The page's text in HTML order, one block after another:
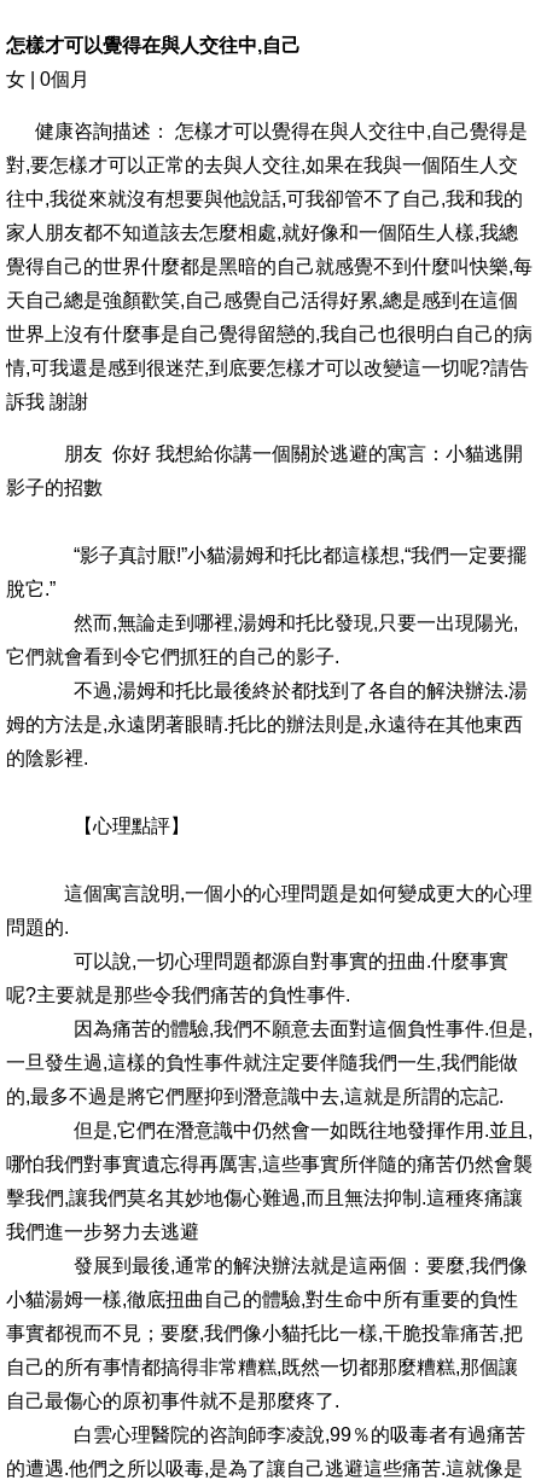
怎樣才可以覺得在與人交往中,自己
女 | 0個月
健康咨詢描述： 怎樣才可以覺得在與人交往中,自己覺得是
對,要怎樣才可以正常的去與人交往,如果在我與一個陌生人交
往中,我從來就沒有想要與他說話,可我卻管不了自己,我和我的
家人朋友都不知道該去怎麼相處,就好像和一個陌生人樣,我總
覺得自己的世界什麼都是黑暗的自己就感覺不到什麼叫快樂,每
天自己總是強顏歡笑,自己感覺自己活得好累,總是感到在這個
世界上沒有什麼事是自己覺得留戀的,我自己也很明白自己的病
情,可我還是感到很迷茫,到底要怎樣才可以改變這一切呢?請告
訴我 謝謝
朋友 你好 我想給你講一個關於逃避的寓言：小貓逃開
影子的招數
“影子真討厭!”小貓湯姆和托比都這樣想,“我們一定要擺
脫它.”
然而,無論走到哪裡,湯姆和托比發現,只要一出現陽光,
它們就會看到令它們抓狂的自己的影子.
不過,湯姆和托比最後終於都找到了各自的解決辦法.湯
姆的方法是,永遠閉著眼睛.托比的辦法則是,永遠待在其他東西
的陰影裡.
【心理點評】
這個寓言說明,一個小的心理問題是如何變成更大的心理
問題的.
可以說,一切心理問題都源自對事實的扭曲.什麼事實
呢?主要就是那些令我們痛苦的負性事件.
因為痛苦的體驗,我們不願意去面對這個負性事件.但是,
一旦發生過,這樣的負性事件就注定要伴隨我們一生,我們能做
的,最多不過是將它們壓抑到潛意識中去,這就是所謂的忘記.
但是,它們在潛意識中仍然會一如既往地發揮作用.並且,
哪怕我們對事實遺忘得再厲害,這些事實所伴隨的痛苦仍然會襲
擊我們,讓我們莫名其妙地傷心難過,而且無法抑制.這種疼痛讓
我們進一步努力去逃避
發展到最後,通常的解決辦法就是這兩個：要麼,我們像
小貓湯姆一樣,徹底扭曲自己的體驗,對生命中所有重要的負性
事實都視而不見；要麼,我們像小貓托比一樣,干脆投靠痛苦,把
自己的所有事情都搞得非常糟糕,既然一切都那麼糟糕,那個讓
自己最傷心的原初事件就不是那麼疼了.
白雲心理醫院的咨詢師李凌說,99％的吸毒者有過痛苦
的遭遇.他們之所以吸毒,是為了讓自己逃避這些痛苦.這就像是